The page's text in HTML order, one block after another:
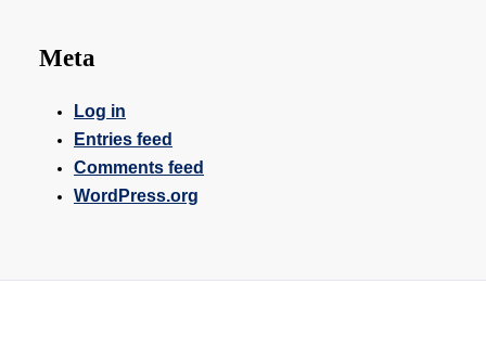
Meta
Log in
Entries feed
Comments feed
WordPress.org